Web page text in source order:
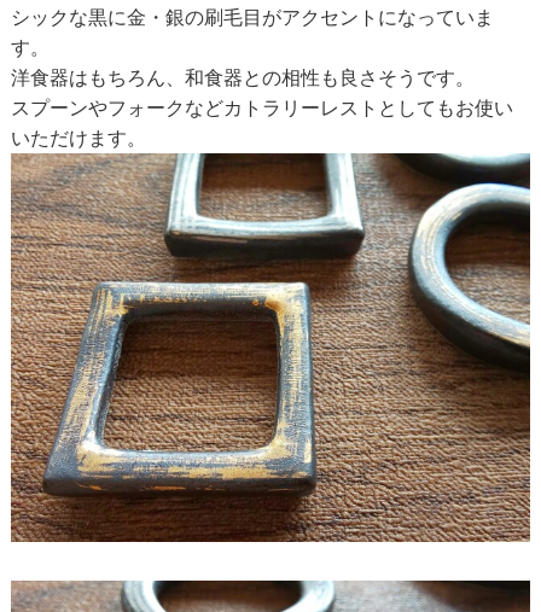
シックな黒に金・銀の刷毛目がアクセントになっていま
す。
洋食器はもちろん、和食器との相性も良さそうです。
スプーンやフォークなどカトラリーレストとしてもお使い
いただけます。